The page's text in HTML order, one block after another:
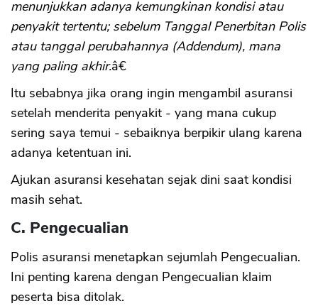
menunjukkan adanya kemungkinan kondisi atau
penyakit tertentu; sebelum Tanggal Penerbitan Polis
atau tanggal perubahannya (Addendum), mana
yang paling akhir.â€
Itu sebabnya jika orang ingin mengambil asuransi
setelah menderita penyakit - yang mana cukup
sering saya temui - sebaiknya berpikir ulang karena
adanya ketentuan ini.
Ajukan asuransi kesehatan sejak dini saat kondisi
masih sehat.
C. Pengecualian
Polis asuransi menetapkan sejumlah Pengecualian.
Ini penting karena dengan Pengecualian klaim
peserta bisa ditolak.